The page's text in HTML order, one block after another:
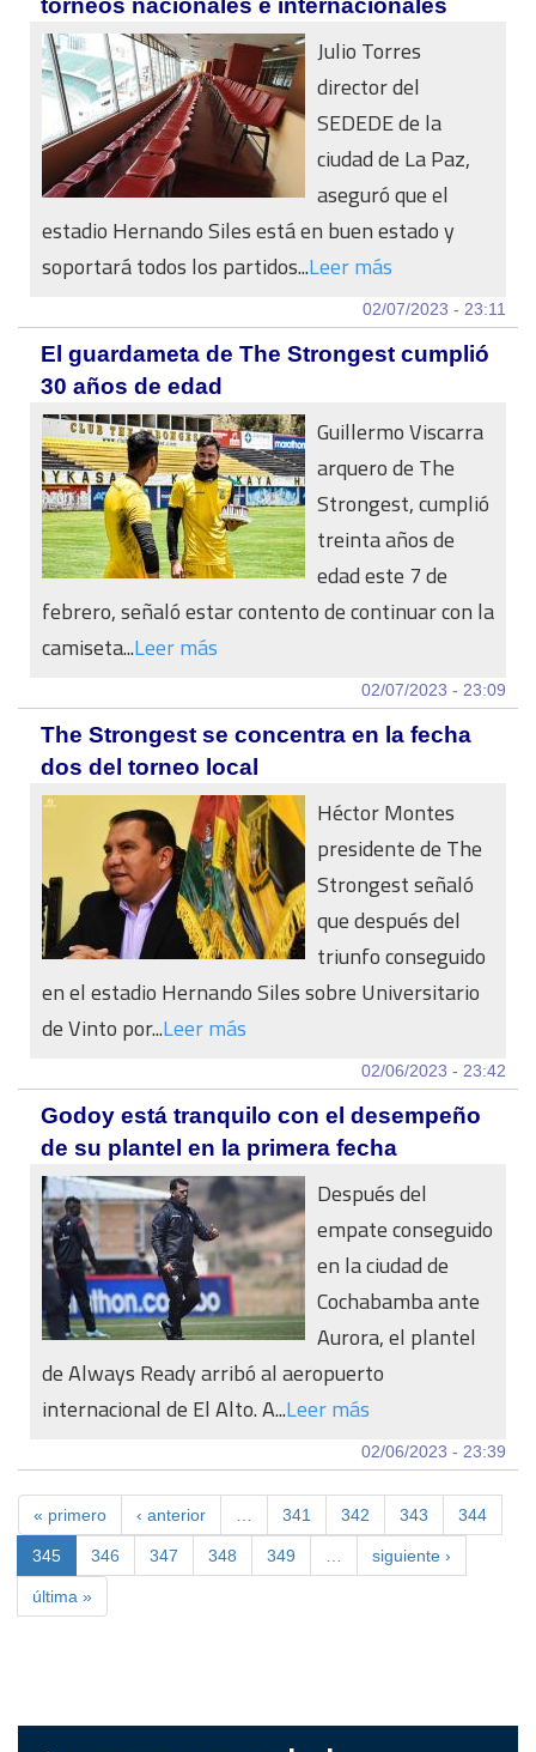
torneos nacionales e internacionales
Julio Torres
director del
SEDEDE de la
ciudad de La Paz,
aseguró que el
estadio Hernando Siles está en buen estado y
soportará todos los partidos...Leer más
02/07/2023 - 23:11
El guardameta de The Strongest cumplió
30 años de edad
Guillermo Viscarra
arquero de The
Strongest, cumplió
treinta años de
edad este 7 de
febrero, señaló estar contento de continuar con la
camiseta...Leer más
02/07/2023 - 23:09
The Strongest se concentra en la fecha
dos del torneo local
Héctor Montes
presidente de The
Strongest señaló
que después del
triunfo conseguido
en el estadio Hernando Siles sobre Universitario
de Vinto por...Leer más
02/06/2023 - 23:42
Godoy está tranquilo con el desempeño
de su plantel en la primera fecha
Después del
empate conseguido
en la ciudad de
Cochabamba ante
Aurora, el plantel
de Always Ready arribó al aeropuerto
internacional de El Alto. A...Leer más
02/06/2023 - 23:39
« primero ‹ anterior 341 342 343 344
345 346 347 348 349 siguiente ›
última »